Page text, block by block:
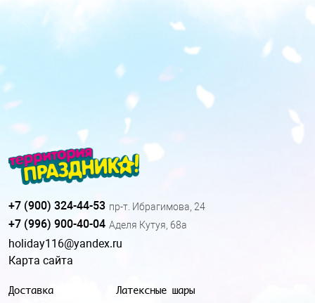
Доставка Латексные шары
+7 (900) 324-44-53 пр-т. Ибрагимова, 24
+7 (996) 900-40-04 Аделя Кутуя, 68а
holiday116@yandex.ru
Карта сайта